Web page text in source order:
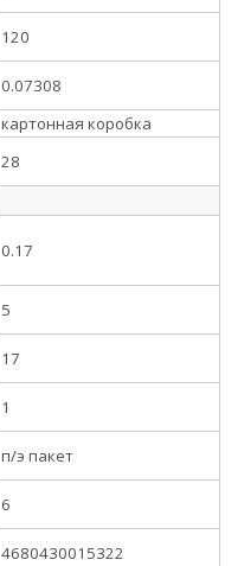
120
0.07308
картонная коробка
28
0.17
5
17
1
п/э пакет
6
4680430015322